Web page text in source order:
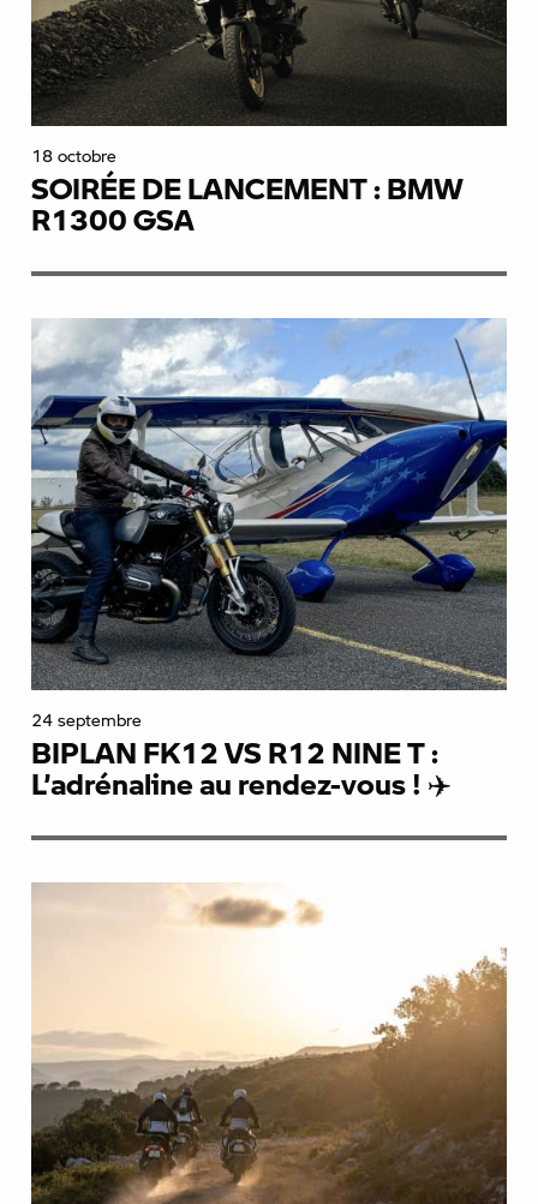
18 octobre
SOIRÉE DE LANCEMENT : BMW
R1300 GSA
24 septembre
BIPLAN FK12 VS R12 NINE T :
L’adrénaline au rendez-vous ! ✈️